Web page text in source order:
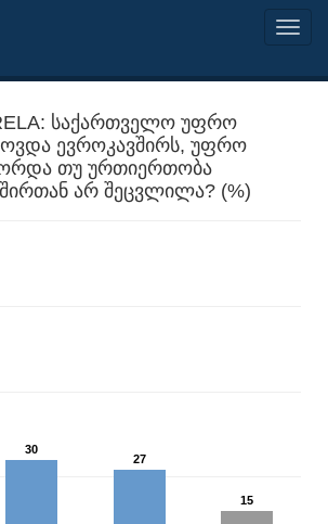
საქართველო უფრო
ევროკავშირს, უფრო
თუ ურთიერთობა
არ შეცვლილა? (%)
30
27
15